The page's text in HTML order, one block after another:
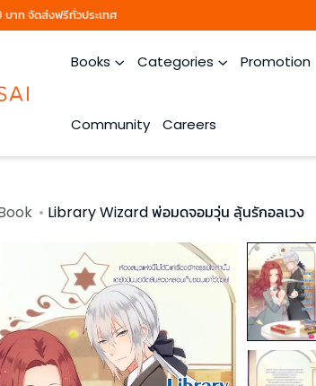
าท จัดส่งฟรีทั่วประเทศ
Books Categories Promotion
Community Careers
Library Wizard พ่อมดจอมวุ่น ลุ้นรักอลเวง